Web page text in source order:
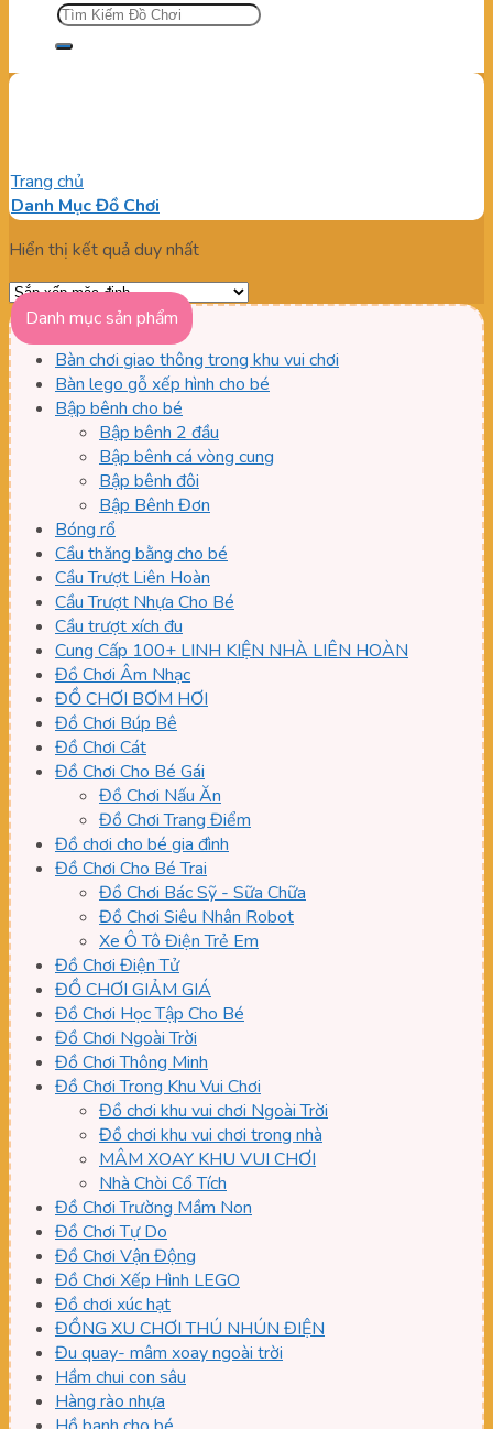
Tìm
kiếm:
Trang chủ
Danh Mục Đồ Chơi
Hiển thị kết quả duy nhất
Danh mục sản phẩm
Bàn chơi giao thông trong khu vui chơi
Bàn lego gỗ xếp hình cho bé
Bập bênh cho bé
Bập bênh 2 đầu
Bập bênh cá vòng cung
Bập bênh đôi
Bập Bênh Đơn
Bóng rổ
Cầu thăng bằng cho bé
Cầu Trượt Liên Hoàn
Cầu Trượt Nhựa Cho Bé
Cầu trượt xích đu
Cung Cấp 100+ LINH KIỆN NHÀ LIÊN HOÀN
Đồ Chơi Âm Nhạc
ĐỒ CHƠI BƠM HƠI
Đồ Chơi Búp Bê
Đồ Chơi Cát
Đồ Chơi Cho Bé Gái
Đồ Chơi Nấu Ăn
Đồ Chơi Trang Điểm
Đồ chơi cho bé gia đình
Đồ Chơi Cho Bé Trai
Đồ Chơi Bác Sỹ - Sữa Chữa
Đồ Chơi Siêu Nhân Robot
Xe Ô Tô Điện Trẻ Em
Đồ Chơi Điện Tử
ĐỒ CHƠI GIẢM GIÁ
Đồ Chơi Học Tập Cho Bé
Đồ Chơi Ngoài Trời
Đồ Chơi Thông Minh
Đồ Chơi Trong Khu Vui Chơi
Đồ chơi khu vui chơi Ngoài Trời
Đồ chơi khu vui chơi trong nhà
MÂM XOAY KHU VUI CHƠI
Nhà Chòi Cổ Tích
Đồ Chơi Trường Mầm Non
Đồ Chơi Tự Do
Đồ Chơi Vận Động
Đồ Chơi Xếp Hình LEGO
Đồ chơi xúc hạt
ĐỒNG XU CHƠI THÚ NHÚN ĐIỆN
Đu quay- mâm xoay ngoài trời
Hầm chui con sâu
Hàng rào nhựa